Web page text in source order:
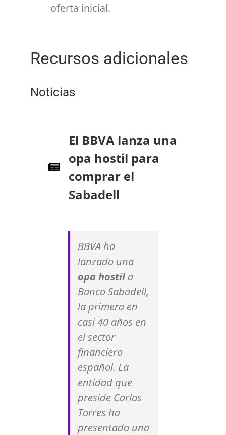
oferta inicial.
Recursos adicionales
Noticias
El BBVA lanza una
opa hostil para
comprar el
Sabadell
BBVA ha
lanzado una
opa hostila
Banco Sabadell,
la primera en
casi 40 años en
el sector
financiero
español. La
entidad que
preside Carlos
Torres ha
presentado una